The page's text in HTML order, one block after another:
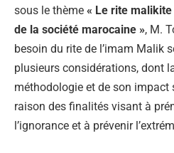
sous le thème « Le rite malikite
de la société marocaine », M.
besoin du rite de l’imam Malik
plusieurs considérations, dont
méthodologie et de son impact
raison des finalités visant à
l’ignorance et à prévenir